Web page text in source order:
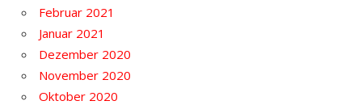
Februar 2021
Januar 2021
Dezember 2020
November 2020
Oktober 2020